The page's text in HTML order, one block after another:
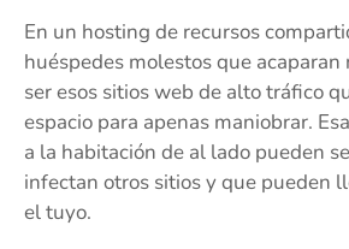
En un hosting de recursos
huéspedes molestos que acaparan
ser esos sitios web de alto tráfico
espacio para apenas maniobrar.
a la habitación de al lado pueden
infectan otros sitios y que pueden
el tuyo.